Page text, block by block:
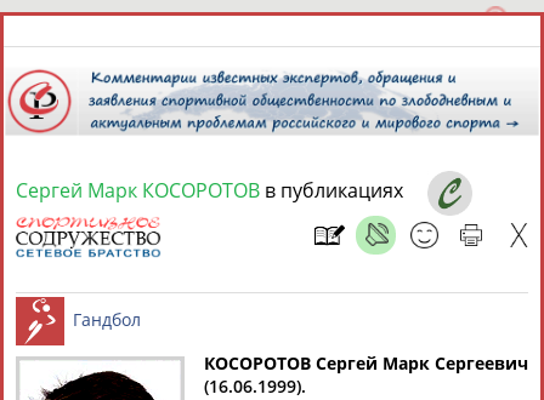
6 августа 2026 года,13:26
СПОРТСМЕНЫ, ТРЕНЕРЫ И СПЕЦИАЛИСТЫ
Найдено: 13181персон Расширенный поиск
Сергей Марк КОСОРОТОВ в публикациях
КОСОРОТОВ Сергей Марк Сергеевич
(16.06.1999).